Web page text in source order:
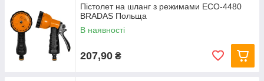
Пістолет на шланг з режимами ECO-4480
BRADAS Польща
В наявності
207,90 ₴